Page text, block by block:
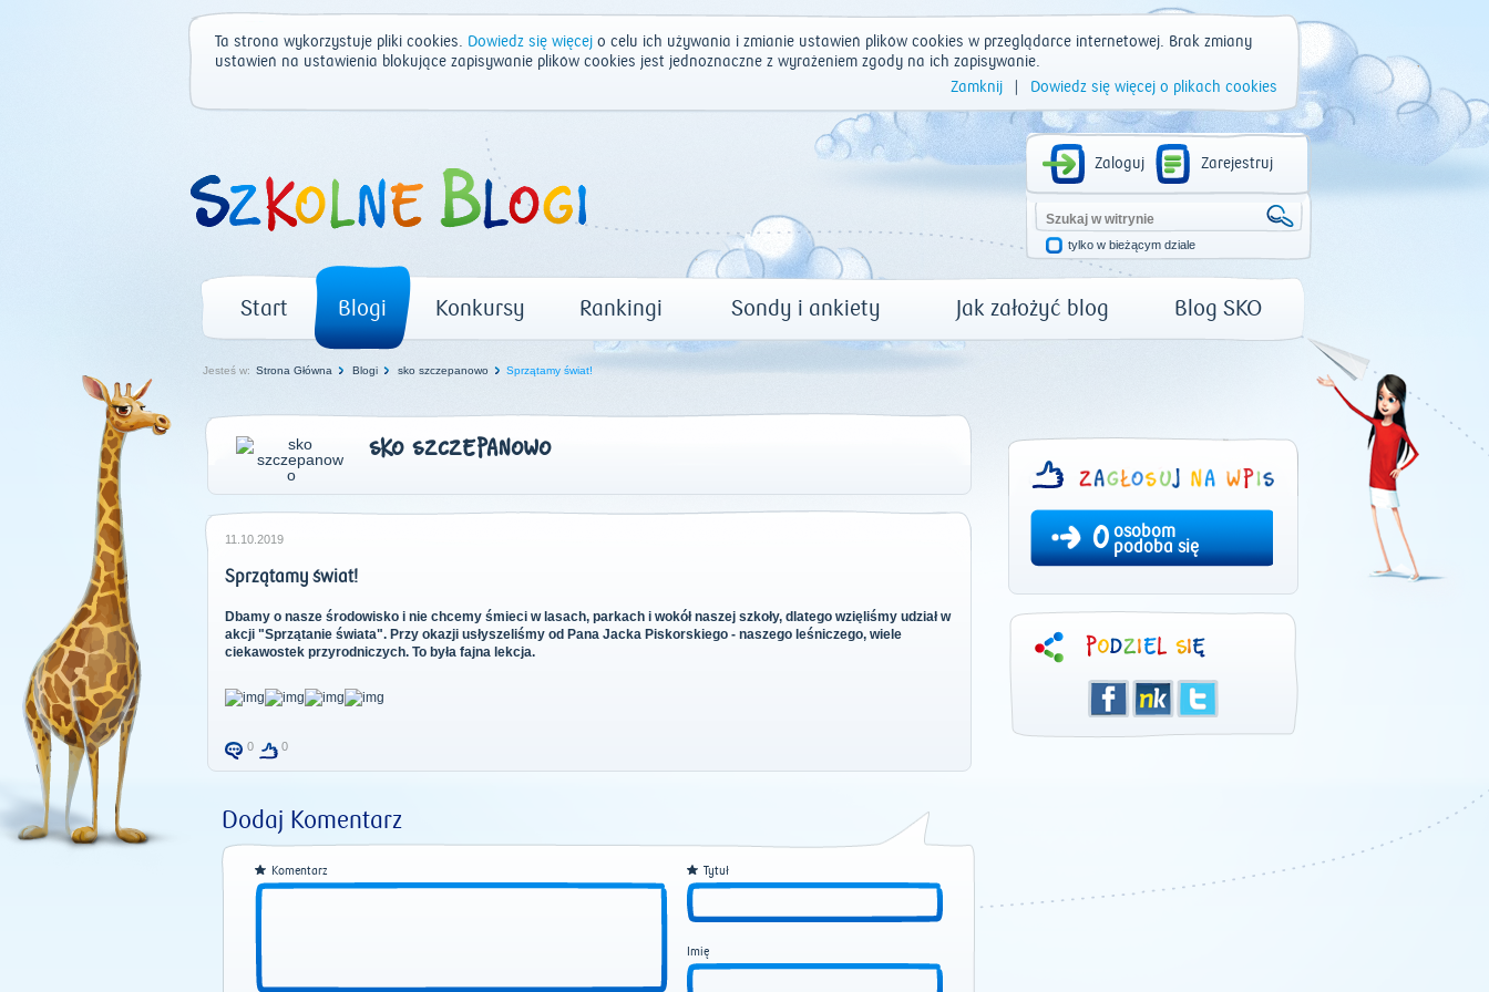
Ta strona wykorzystuje pliki cookies. Dowiedz się więcejo celu ich używania i zmianie ustawień plików cookies w przeglądarce internetowej. Brak zmiany
ustawień na ustawienia blokujące zapisywanie plików cookies jest jednoznaczne z wyrażeniem zgody na ich zapisywanie.
Zamknij
Dowiedz się więcej o plikach cookies
Zaloguj Zarejestruj
tylko w bieżącym dziale
Start Blogi Konkursy Rankingi Sondy i ankiety Jak założyć blog Blog SKO
Jesteś w: Strona Główna Blogi sko szczepanowo Sprzątamy świat!
SKO SZCZEPANOWO
11.10.2019
Sprzątamy świat!
Dbamy o nasze środowisko i nie chcemy śmieci w lasach, parkach i wokół naszej szkoły, dlatego wzięliśmy udział w
akcji "Sprzątanie świata". Przy okazji usłyszeliśmy od Pana Jacka Piskorskiego - naszego leśniczego, wiele
ciekawostek przyrodniczych. To była fajna lekcja.
0 0
Dodaj Komentarz
Komentarz Tytuł
Imię
0osobom
podoba się